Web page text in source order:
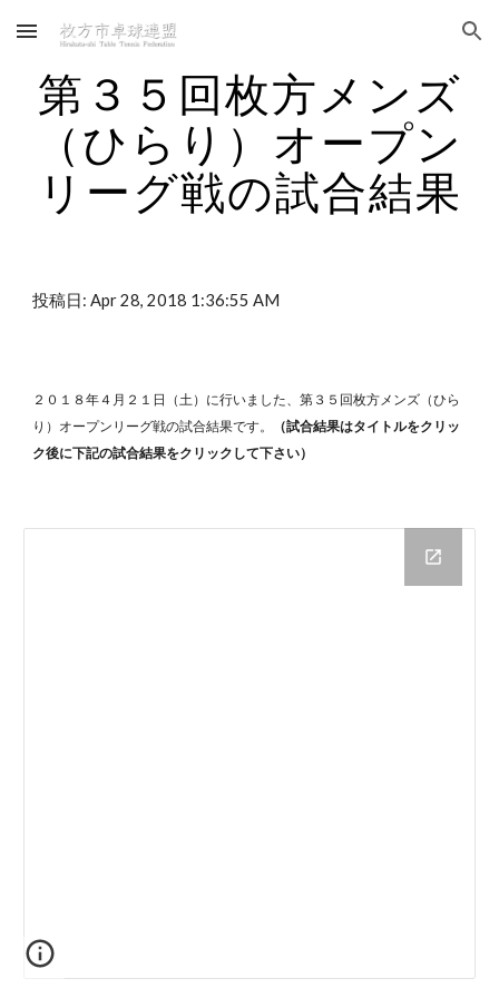
Skip to main content Skip to navigation
第３５回枚方メンズ
（ひらり）オープン
リーグ戦の試合結果
投稿日: Apr 28, 2018 1:36:55 AM
２０１８年４月２１日（土）に行いました、第３５回枚方メンズ（ひら
り）オープンリーグ戦の試合結果です。
（試合結果はタイトルをクリッ
ク後に下記の試合結果をクリックして下さい）